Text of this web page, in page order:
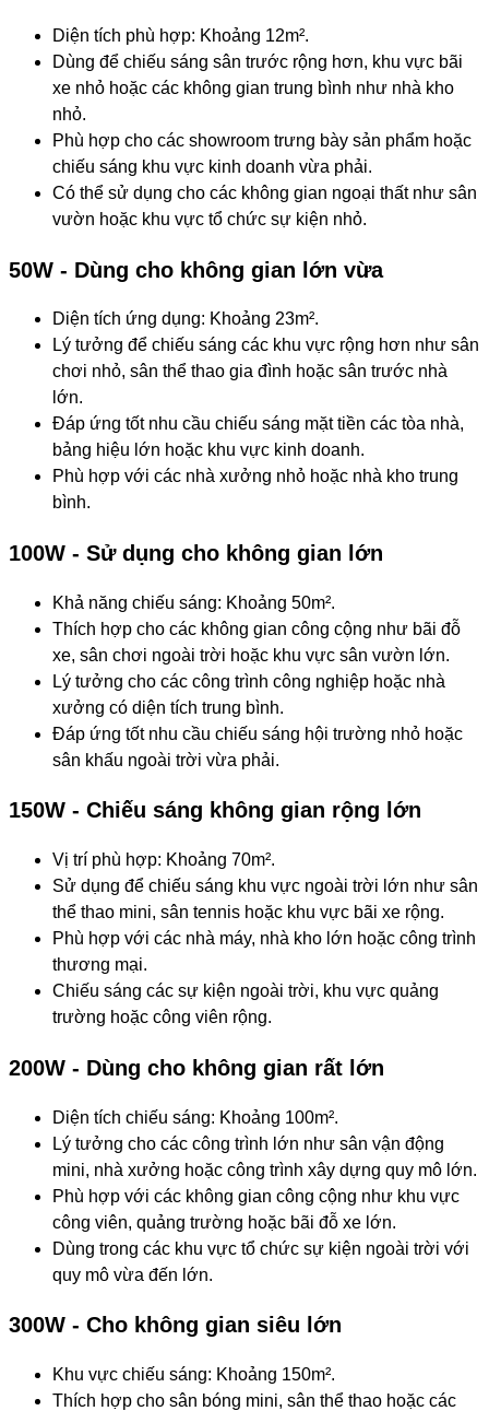
Diện tích phù hợp: Khoảng 12m².
Dùng để chiếu sáng sân trước rộng hơn, khu vực bãi
xe nhỏ hoặc các không gian trung bình như nhà kho
nhỏ.
Phù hợp cho các showroom trưng bày sản phẩm hoặc
chiếu sáng khu vực kinh doanh vừa phải.
Có thể sử dụng cho các không gian ngoại thất như sân
vườn hoặc khu vực tổ chức sự kiện nhỏ.
50W - Dùng cho không gian lớn vừa
Diện tích ứng dụng: Khoảng 23m².
Lý tưởng để chiếu sáng các khu vực rộng hơn như sân
chơi nhỏ, sân thể thao gia đình hoặc sân trước nhà
lớn.
Đáp ứng tốt nhu cầu chiếu sáng mặt tiền các tòa nhà,
bảng hiệu lớn hoặc khu vực kinh doanh.
Phù hợp với các nhà xưởng nhỏ hoặc nhà kho trung
bình.
100W - Sử dụng cho không gian lớn
Khả năng chiếu sáng: Khoảng 50m².
Thích hợp cho các không gian công cộng như bãi đỗ
xe, sân chơi ngoài trời hoặc khu vực sân vườn lớn.
Lý tưởng cho các công trình công nghiệp hoặc nhà
xưởng có diện tích trung bình.
Đáp ứng tốt nhu cầu chiếu sáng hội trường nhỏ hoặc
sân khấu ngoài trời vừa phải.
150W - Chiếu sáng không gian rộng lớn
Vị trí phù hợp: Khoảng 70m².
Sử dụng để chiếu sáng khu vực ngoài trời lớn như sân
thể thao mini, sân tennis hoặc khu vực bãi xe rộng.
Phù hợp với các nhà máy, nhà kho lớn hoặc công trình
thương mại.
Chiếu sáng các sự kiện ngoài trời, khu vực quảng
trường hoặc công viên rộng.
200W - Dùng cho không gian rất lớn
Diện tích chiếu sáng: Khoảng 100m².
Lý tưởng cho các công trình lớn như sân vận động
mini, nhà xưởng hoặc công trình xây dựng quy mô lớn.
Phù hợp với các không gian công cộng như khu vực
công viên, quảng trường hoặc bãi đỗ xe lớn.
Dùng trong các khu vực tổ chức sự kiện ngoài trời với
quy mô vừa đến lớn.
300W - Cho không gian siêu lớn
Khu vực chiếu sáng: Khoảng 150m².
Thích hợp cho sân bóng mini, sân thể thao hoặc các